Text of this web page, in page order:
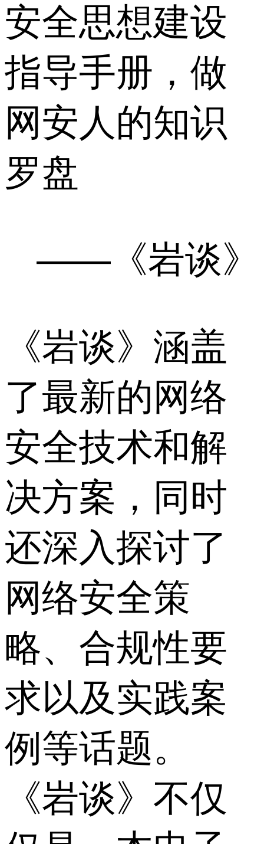
安全思想建设
指导手册，做
网安人的知识
罗盘
——《岩谈》
《岩谈》涵盖
了最新的网络
安全技术和解
决方案，同时
还深入探讨了
网络安全策
略、合规性要
求以及实践案
例等话题。
《岩谈》不仅